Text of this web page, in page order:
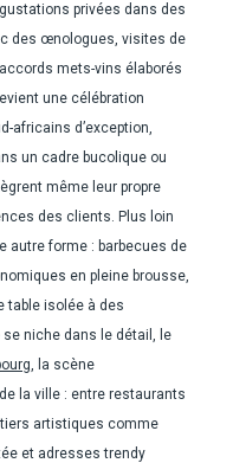
privées dans des
des œnologues, visites de
mets-vins élaborés
une célébration
africains d’exception,
un cadre bucolique ou
même leur propre
des clients. Plus loin
autre forme : barbecues de
en pleine brousse,
table isolée à des
niche dans le détail, le
, la scène
la ville : entre restaurants
artistiques comme
et adresses trendy